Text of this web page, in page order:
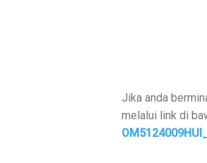
Jika anda
melalui link di